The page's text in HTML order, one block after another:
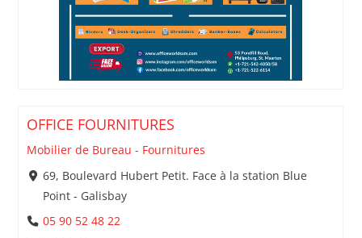
OFFICE FOURNITURES
Mobilier de Bureau - Fournitures
69, Boulevard Hubert Petit. Face à la station Blue
Point - Galisbay
05 90 52 48 22